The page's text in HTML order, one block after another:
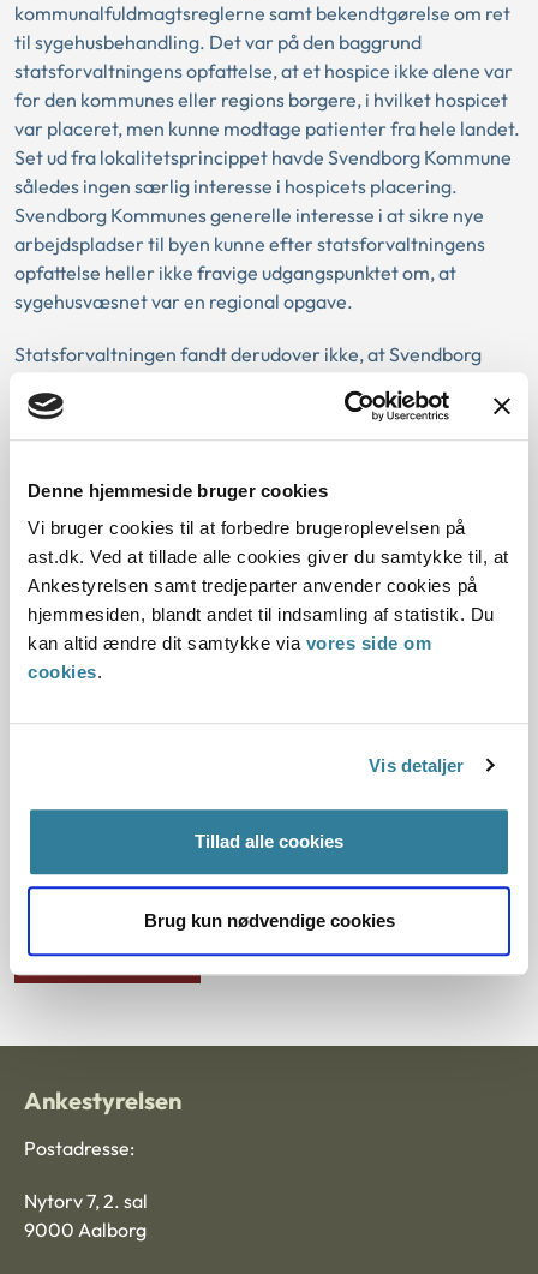
Denne hjemmeside bruger cookies
Vi bruger cookies til at forbedre brugeroplevelsen på
ast.dk. Ved at tillade alle cookies giver du samtykke til, at
Ankestyrelsen samt tredjeparter anvender cookies på
hjemmesiden, blandt andet til indsamling af statistik. Du
kan altid ændre dit samtykke via vores side om
cookies.
Vis detaljer
Tillad alle cookies
Brug kun nødvendige cookies
kommunalfuldmagtsreglerne samt bekendtgørelse om ret
til sygehusbehandling. Det var på den baggrund
statsforvaltningens opfattelse, at et hospice ikke alene var
for den kommunes eller regions borgere, i hvilket hospicet
var placeret, men kunne modtage patienter fra hele landet.
Set ud fra lokalitetsprincippet havde Svendborg Kommune
således ingen særlig interesse i hospicets placering.
Svendborg Kommunes generelle interesse i at sikre nye
arbejdspladser til byen kunne efter statsforvaltningens
opfattelse heller ikke fravige udgangspunktet om, at
sygehusvæsnet var en regional opgave.
Statsforvaltningen fandt derudover ikke, at Svendborg
infrastrukturelle og rekreative fordele ved hospicets
påtænkte placering, at det ville være ubetænkeligt at
betragtning. Statsforvaltningen lagde i den forbindelse
vægt på, at der var tale om et areal, der på grund af de
omkringliggende faciliteter og omgivelser havde en særlig
attraktiv beliggenhed, hvilket efter statsforvaltningens
opfattelse ville kunne medføre en forøget interesse i
forhold til tilbudsgivningen. Det forhold, at Hospice Sydfyn
havde en særlig interesse i en bestemt placering, gav i den
dispensere fra udbudsbekendtgørelsen.
interesser i hospicets placering forelå der i øvrigt ikke
grundlag for at antage, at salg til netop Hospice Syd var
nødvendigt til opfyldelse af en lokalplans bestemmelser.
Download PDF
Ankestyrelsen
Postadresse:
Nytorv 7, 2. sal
9000 Aalborg